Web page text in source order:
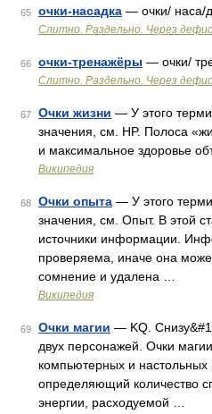
65 очки-насадка — очки/ наса/
Слитно. Раздельно. Через
66 очки-тренажёры — очки/
Слитно. Раздельно. Через
67 Очки жизни — У этого
значения, см. HP. Полоса
и максимальное здоровье
Википедия
68 Очки опыта — У этого
значения, см. Опыт. В этой
источники информации.
проверяема, иначе она
сомнение и удалена …
Википедия
69 Очки магии — KQ.
двух персонажей. Очки
компьютерных и настольных
определяющий количество
энергии, расходуемой …